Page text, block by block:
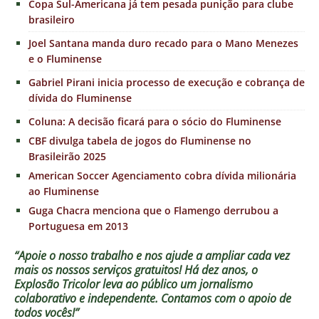
Copa Sul-Americana já tem pesada punição para clube
brasileiro
Joel Santana manda duro recado para o Mano Menezes
e o Fluminense
Gabriel Pirani inicia processo de execução e cobrança de
dívida do Fluminense
Coluna: A decisão ficará para o sócio do Fluminense
CBF divulga tabela de jogos do Fluminense no
Brasileirão 2025
American Soccer Agenciamento cobra dívida milionária
ao Fluminense
Guga Chacra menciona que o Flamengo derrubou a
Portuguesa em 2013
“Apoie o nosso trabalho e nos ajude a ampliar cada vez
mais os nossos serviços gratuitos!Há dez anos, o
Explosão Tricolor leva ao público um jornalismo
colaborativo e independente. Contamos com o apoio de
todos vocês!”